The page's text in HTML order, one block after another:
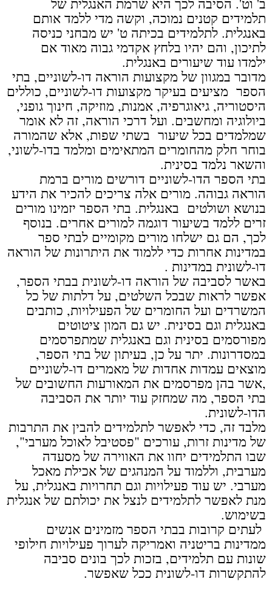
תלמידים קטנים נמוכה, וקשה מדי ללמד אותם
באנגלית. לתלמידים בכיתה ט' יש מבחני כניסה
לתיכון, והם יהיו בלחץ אקדמי גבוה מאוד אם
ילמדו עוד שיעורים באנגלית.
מדובר במגוון של מקצועות הוראה דו-לשוניים, בתי
הספר מציעים בעיקר מקצועות דו-לשוניים, כוללים
היסטוריה, גיאוגרפיה, אמנות, מוזיקה, חינוך גופני,
ביולוגיה ומחשבים. ועל דרכי הוראה, זה לא אומר
שמלמדים בכל שיעור בשתי שפות, אלא שהמורה
בוחר חלק מהחומרים המתאימים ומלמד בדו-לשוני,
והשאר נלמד בסינית.
בתי הספר הדו-לשוניים דורשים מורים ברמת
הוראה גבוהה. מורים אלה צריכים להכיר את הידע
בנושא ושולטים באנגלית. בתי הספר יזמינו מורים
זרים ללמד בשיעור דוגמה למורים אחרים. בנוסף
לכך, הם גם ישלחו מורים מקומיים לבתי ספר
במדינות אחרות כדי ללמוד את היתרונות של הוראה
דו-לשונית במדינות .
באשר לסביבה של הוראה דו-לשונית בבתי הספר,
אפשר לראות שבכל השלטים, על דלתות של כל
המשרדים ועל החומרים של הפעילויות, כותבים
באנגלית וגם בסינית. יש גם המון ציטוטים
מפורסמים בסינית וגם באנגלית שמתפרסמים
במסדרונות. יתר על כן, בעיתון של בתי הספר,
מוצאים עמדות אחדות של מאמרים דו-לשוניים
,אשר בהן מפרסמים את המאורעות החשובים של
בתי הספר, מה שמחזק עוד יותר את הסביבה
הדו-לשונית.
מלבד זה, כדי לאפשר לתלמידים להבין את התרבות
של מדינות זרות, עורכים "פסטיבל לאוכל מערבי",
שבו התלמידים יחוו את האווירה של מסעדה
מערבית, וללמוד על המנהגים של אכילת מאכל
מערבי. יש עוד פעילויות וגם תחרויות באנגלית, על
מנת לאפשר לתלמידים לנצל את יכולתם של אנגלית
בשימוש.
לעתים קרובות בבתי הספר מזמינים אנשים
ממדינות בריטניה ואמריקה לערוך פעילויות חילופי
שונות עם תלמידים, בזכות לכך בונים סביבה
להתקשרות דו-לשונית ככל שאפשר.